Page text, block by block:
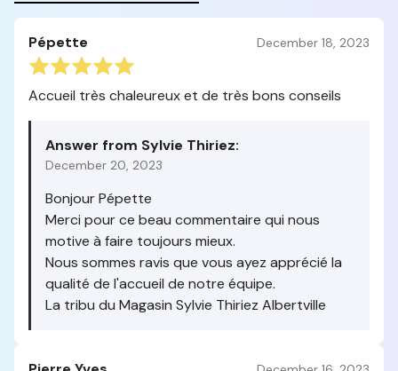
Pépette December 18, 2023
Accueil très chaleureux et de très bons conseils
Answer from Sylvie Thiriez:
December 20, 2023
Bonjour Pépette
Merci pour ce beau commentaire qui nous
motive à faire toujours mieux.
Nous sommes ravis que vous ayez apprécié la
qualité de l'accueil de notre équipe.
La tribu du Magasin Sylvie Thiriez Albertville